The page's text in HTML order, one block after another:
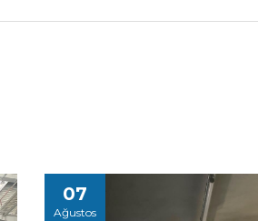
07
Ağustos